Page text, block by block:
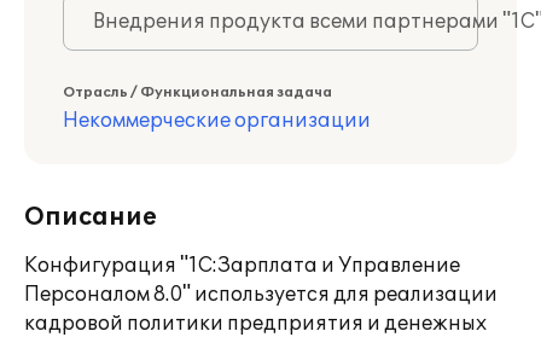
Внедрения продукта всеми партнерами
Отрасль / Функциональная задача
Некоммерческие организации
Описание
Конфигурация "1С:Зарплата и Управление
Персоналом 8.0" используется для реализации
кадровой политики предприятия и денежных